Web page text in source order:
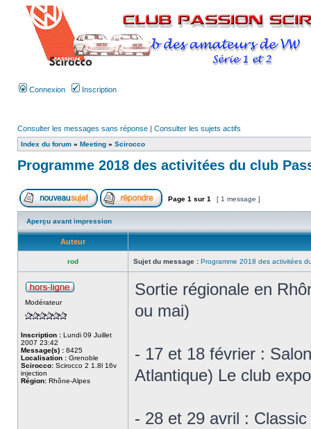
Connexion Inscription
Consulter les messages sans réponse | Consulter les sujets actifs
Index du forum » Meeting » Scirocco
Programme 2018 des activitées du club
Page 1 sur 1 [ 1 message ]
Aperçu avant impression
Auteur
rod Sujet du message : Programme 2018 des activitées
Modérateur
Inscription : Lundi 09 Juillet
2007 23:42
Message(s) : 8425
Localisation : Grenoble
Scirocco: Scirocco 2 1.8l 16v
injection
Région: Rhône-Alpes
Sortie régionale en
ou mai)
- 17 et 18 février :
Atlantique) Le club
- 28 et 29 avril :